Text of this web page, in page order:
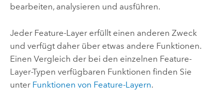
bearbeiten, analysieren und ausführen.
Jeder Feature-Layer erfüllt einen anderen Zweck
und verfügt daher über etwas andere Funktionen.
Einen Vergleich der bei den einzelnen Feature-
Layer-Typen verfügbaren Funktionen finden Sie
unter Funktionen von Feature-Layern.